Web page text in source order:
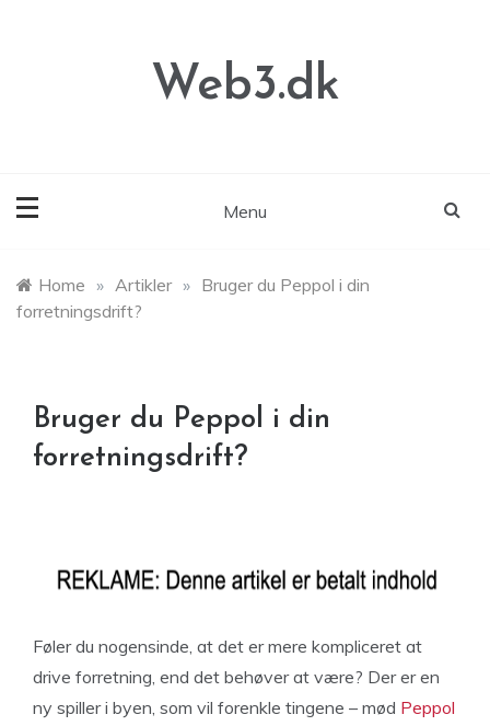
Web3.dk
Menu
Home » Artikler » Bruger du Peppol i din
forretningsdrift?
Bruger du Peppol i din
forretningsdrift?
Føler du nogensinde, at det er mere kompliceret at
drive forretning, end det behøver at være? Der er en
ny spiller i byen, som vil forenkle tingene – mød Peppol